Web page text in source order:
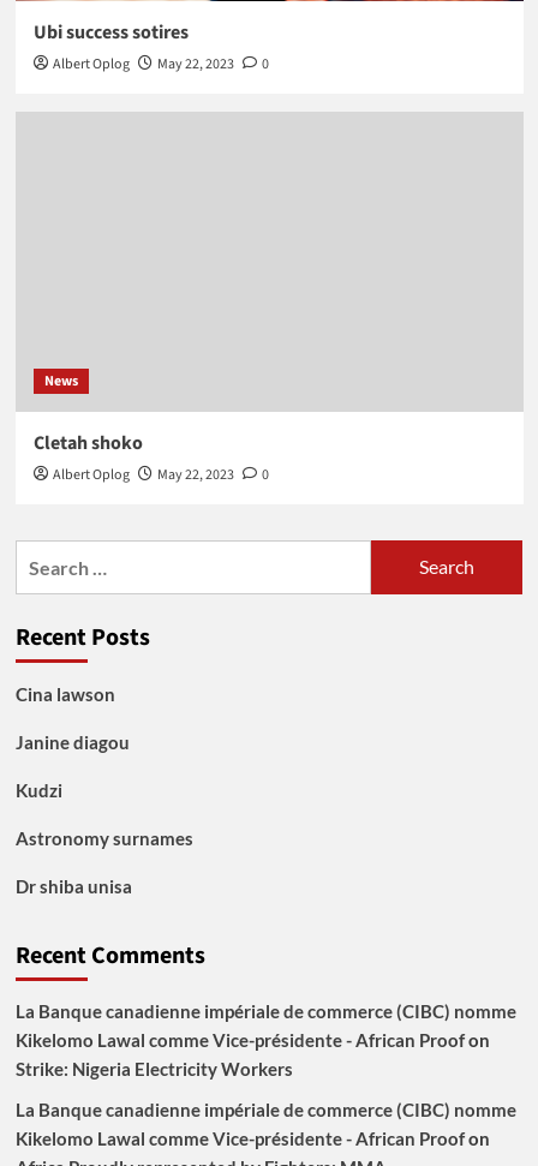
Ubi success sotires
Albert Oplog May 22, 2023 0
News
Cletah shoko
Albert Oplog May 22, 2023 0
Recent Posts
Cina lawson
Janine diagou
Kudzi
Astronomy surnames
Dr shiba unisa
Recent Comments
La Banque canadienne impériale de commerce (CIBC) nomme
Kikelomo Lawal comme Vice-présidente - African Proofon
Strike: Nigeria Electricity Workers
La Banque canadienne impériale de commerce (CIBC) nomme
Kikelomo Lawal comme Vice-présidente - African Proofon